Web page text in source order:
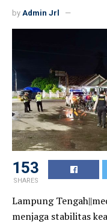
by Admin Jrl
153
SHARES
Lampung
menjaga stabilitas